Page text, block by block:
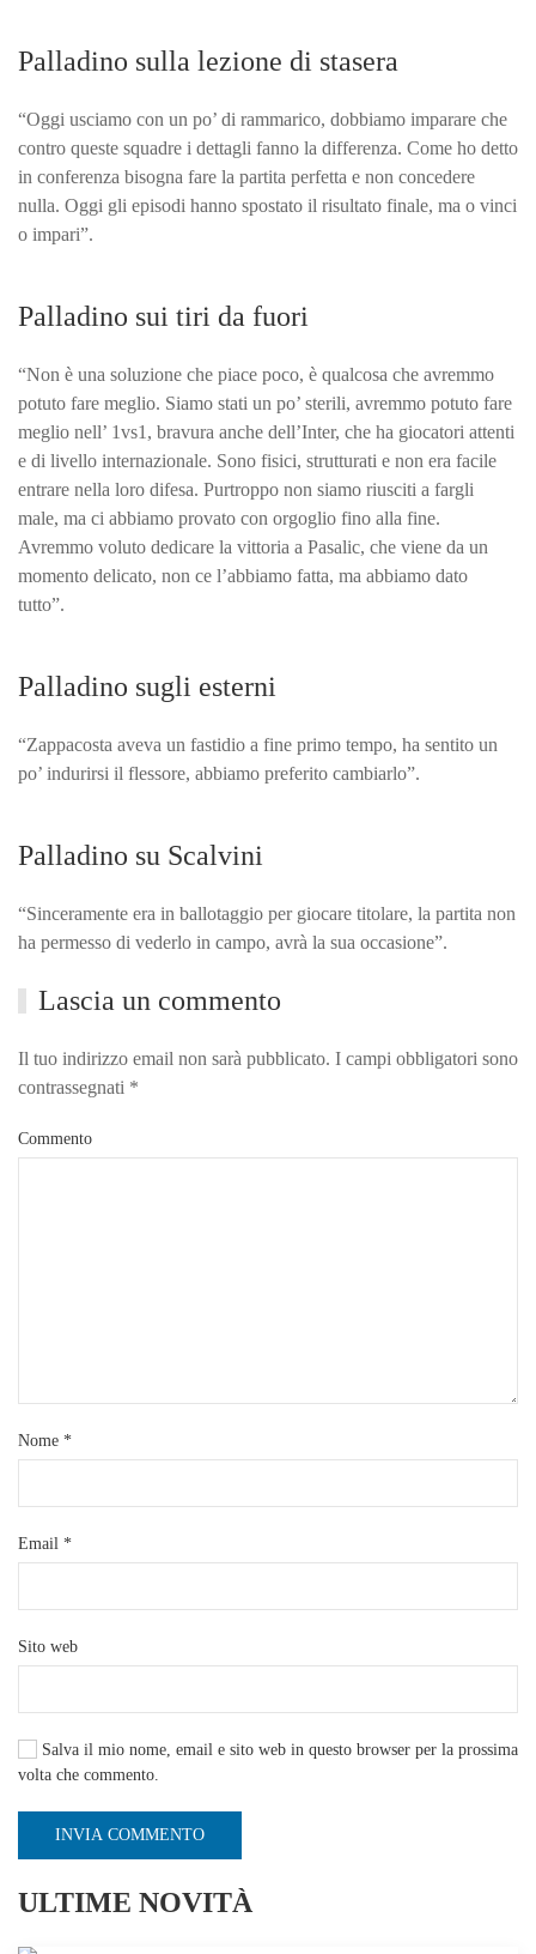
Palladino sulla lezione di stasera
“Oggi usciamo con un po’ di rammarico, dobbiamo imparare che
contro queste squadre i dettagli fanno la differenza. Come ho detto
in conferenza bisogna fare la partita perfetta e non concedere
nulla. Oggi gli episodi hanno spostato il risultato finale, ma o vinci
o impari”.
Palladino sui tiri da fuori
“Non è una soluzione che piace poco, è qualcosa che avremmo
potuto fare meglio. Siamo stati un po’ sterili, avremmo potuto fare
meglio nell’ 1vs1, bravura anche dell’Inter, che ha giocatori attenti
e di livello internazionale. Sono fisici, strutturati e non era facile
entrare nella loro difesa. Purtroppo non siamo riusciti a fargli
male, ma ci abbiamo provato con orgoglio fino alla fine.
Avremmo voluto dedicare la vittoria a Pasalic, che viene da un
momento delicato, non ce l’abbiamo fatta, ma abbiamo dato
tutto”.
Palladino sugli esterni
“Zappacosta aveva un fastidio a fine primo tempo, ha sentito un
po’ indurirsi il flessore, abbiamo preferito cambiarlo”.
Palladino su Scalvini
“Sinceramente era in ballotaggio per giocare titolare, la partita non
ha permesso di vederlo in campo, avrà la sua occasione”.
Lascia un commento
Il tuo indirizzo email non sarà pubblicato. I campi obbligatori sono
contrassegnati *
Commento
Nome *
Email *
Sito web
Salva il mio nome, email e sito web in questo browser per la prossima
volta che commento.
INVIA COMMENTO
ULTIME NOVITÀ